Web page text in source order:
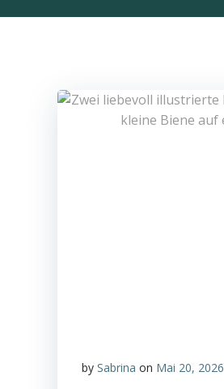
by Sabrina on Mai 20, 2026